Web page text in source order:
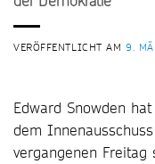
VERÖFFENTLICHT AM9.
Edward Snowden
dem
vergangenen